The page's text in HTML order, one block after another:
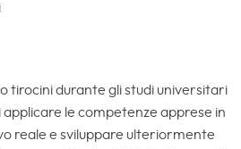
tirocini durante gli studi universitari
le competenze apprese in
reale e sviluppare ulteriormente